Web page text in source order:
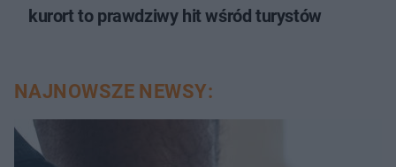
kurort to prawdziwy hit wśród turystów
NAJNOWSZE NEWSY: